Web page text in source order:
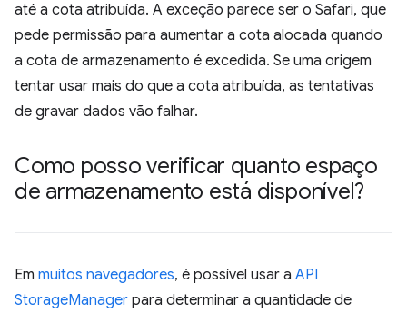
até a cota atribuída. A exceção parece ser o Safari, que
pede permissão para aumentar a cota alocada quando
a cota de armazenamento é excedida. Se uma origem
tentar usar mais do que a cota atribuída, as tentativas
de gravar dados vão falhar.
Como posso verificar quanto espaço
de armazenamento está disponível?
Em muitos navegadores, é possível usar a API
StorageManager para determinar a quantidade de